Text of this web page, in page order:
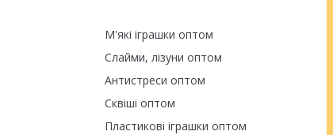
М'які іграшки оптом
Слайми, лізуни оптом
Антистреси оптом
Сквіші оптом
Пластикові іграшки оптом